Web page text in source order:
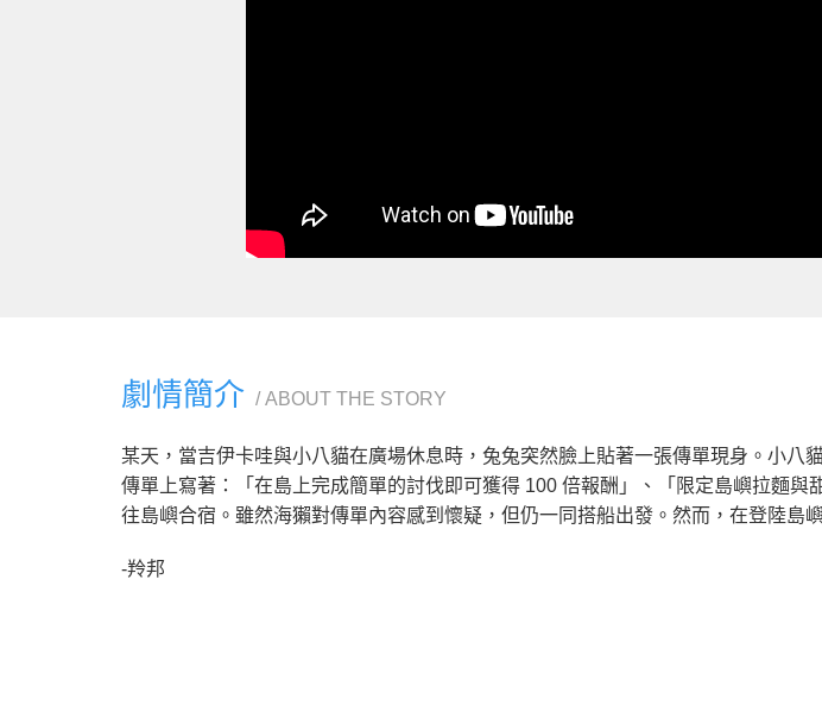
劇情簡介 ABOUT THE STORY
某天，當吉伊卡哇與小八貓在廣場休息時，兔兔突然臉上貼著一張傳單現身。小八
傳單上寫著：「在島上完成簡單的討伐即可獲得 100 倍報酬」、「限定島嶼拉麵
往島嶼合宿。雖然海獺對傳單內容感到懷疑，但仍一同搭船出發。然而，在登陸
-羚邦